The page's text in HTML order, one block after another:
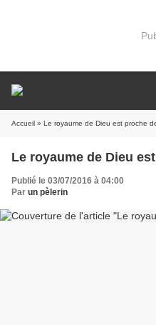
Accueil » Le royaume de Dieu est proche
Le royaume de Dieu
Publié le 03/07/2016 à 04:00
Par un pèlerin